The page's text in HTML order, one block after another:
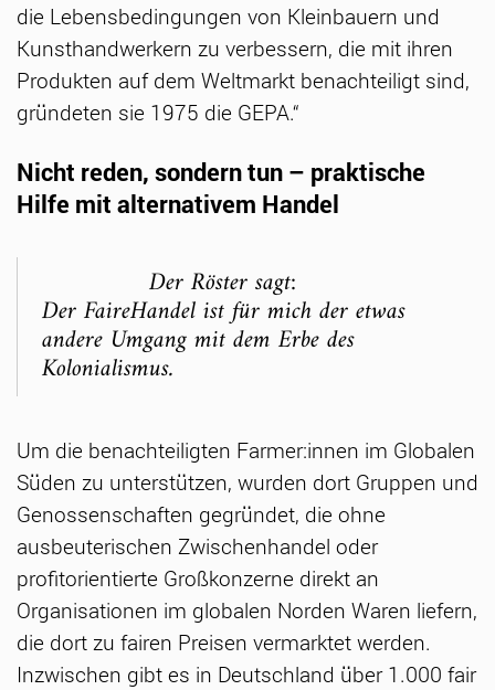
die Lebensbedingungen von Kleinbauern und
Kunsthandwerkern zu verbessern, die mit ihren
Produkten auf dem Weltmarkt benachteiligt sind,
gründeten sie 1975 die GEPA.“
Nicht reden, sondern tun – praktische
Hilfe mit alternativem Handel
Der Röster sagt:
Der FaireHandel ist für mich der etwas
andere Umgang mit dem Erbe des
Kolonialismus.
Um die benachteiligten Farmer:innen im Globalen
Süden zu unterstützen, wurden dort Gruppen und
Genossenschaften gegründet, die ohne
ausbeuterischen Zwischenhandel oder
profitorientierte Großkonzerne direkt an
Organisationen im globalen Norden Waren liefern,
die dort zu fairen Preisen vermarktet werden.
Inzwischen gibt es in Deutschland über 1.000 fair